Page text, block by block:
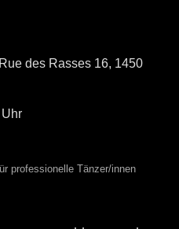
des Rasses 16, 1450
professionelle Tänzer/innen